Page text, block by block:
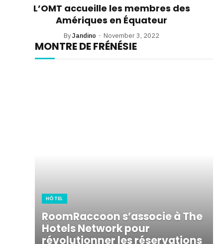
L’OMT accueille les membres des
Amériques en Équateur
ByJandino November 3, 2022
MONTRE DE FRÉNÉSIE
HÔTEL
RoomRaccoon s’associe à The
Hotels Network pour
révolutionner les réservations